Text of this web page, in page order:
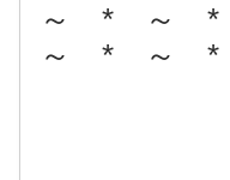
～ * ～
～ * ～ *